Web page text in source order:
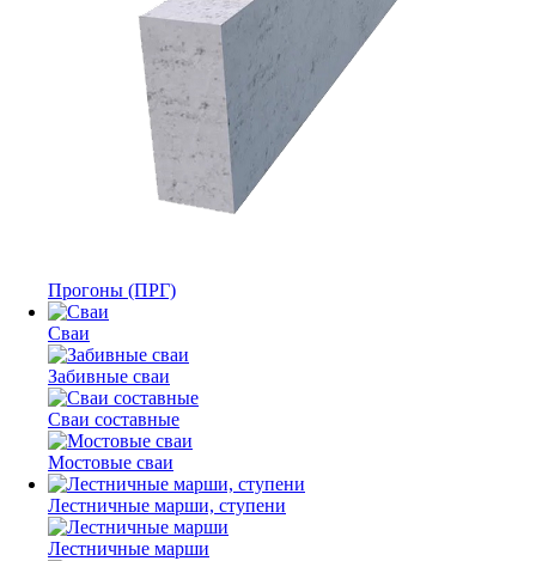
Прогоны (ПРГ)
Сваи
Забивные сваи
Сваи составные
Мостовые сваи
Лестничные марши, ступени
Лестничные марши